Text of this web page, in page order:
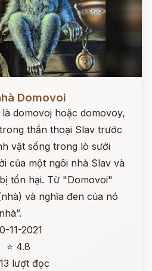
Domovoi
domovoj hoặc domovoy,
thần thoại Slav trước
vật sống trong lò sưởi
của một ngôi nhà Slav và
tổn hại. Từ "Domovoi"
và nghĩa đen của nó
11-2021
⭐ 4.8
lượt đọc